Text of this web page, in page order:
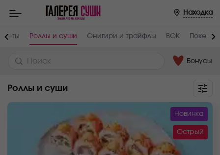
Находка
Сеты Роллы и суши Онигири и трайфлы ВОК Поке
Бонусы
Роллы и суши
Новинка
Острый